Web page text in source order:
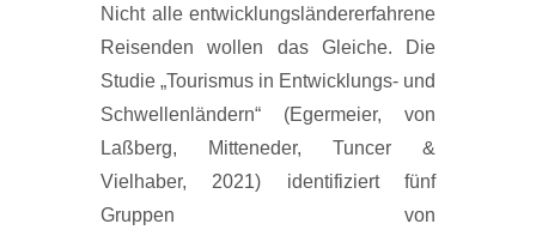
Nicht alle entwicklungsländererfahrene
Reisenden wollen das Gleiche. Die
Studie „Tourismus in Entwicklungs- und
Schwellenländern“ (Egermeier, von
Laßberg, Mitteneder, Tuncer &
Vielhaber, 2021) identifiziert fünf
Gruppen von